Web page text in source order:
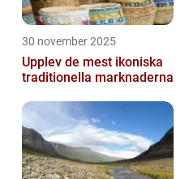
30 november 2025
Upplev de mest ikoniska
traditionella marknaderna